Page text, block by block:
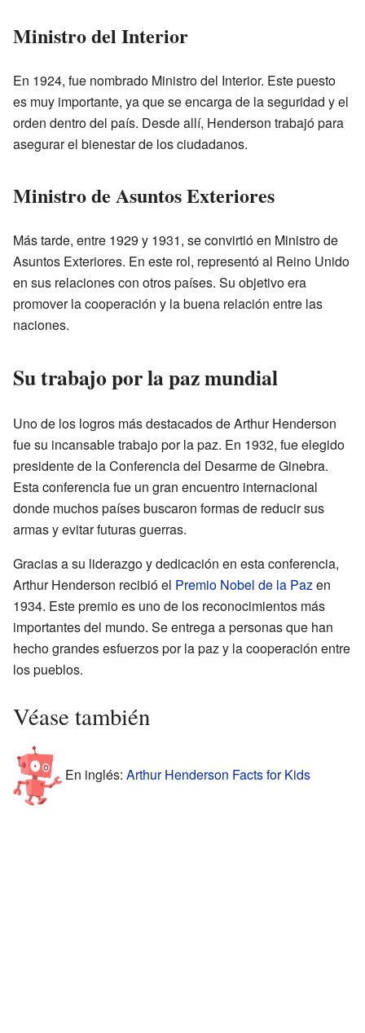
Ministro del Interior
En 1924, fue nombrado Ministro del Interior. Este puesto
es muy importante, ya que se encarga de la seguridad y el
orden dentro del país. Desde allí, Henderson trabajó para
asegurar el bienestar de los ciudadanos.
Ministro de Asuntos Exteriores
Más tarde, entre 1929 y 1931, se convirtió en Ministro de
Asuntos Exteriores. En este rol, representó al Reino Unido
en sus relaciones con otros países. Su objetivo era
promover la cooperación y la buena relación entre las
naciones.
Su trabajo por la paz mundial
Uno de los logros más destacados de Arthur Henderson
fue su incansable trabajo por la paz. En 1932, fue elegido
presidente de la Conferencia del Desarme de Ginebra.
Esta conferencia fue un gran encuentro internacional
donde muchos países buscaron formas de reducir sus
armas y evitar futuras guerras.
Gracias a su liderazgo y dedicación en esta conferencia,
Arthur Henderson recibió el Premio Nobel de la Pazen
1934. Este premio es uno de los reconocimientos más
importantes del mundo. Se entrega a personas que han
hecho grandes esfuerzos por la paz y la cooperación entre
los pueblos.
Véase también
En inglés: Arthur Henderson Facts for Kids